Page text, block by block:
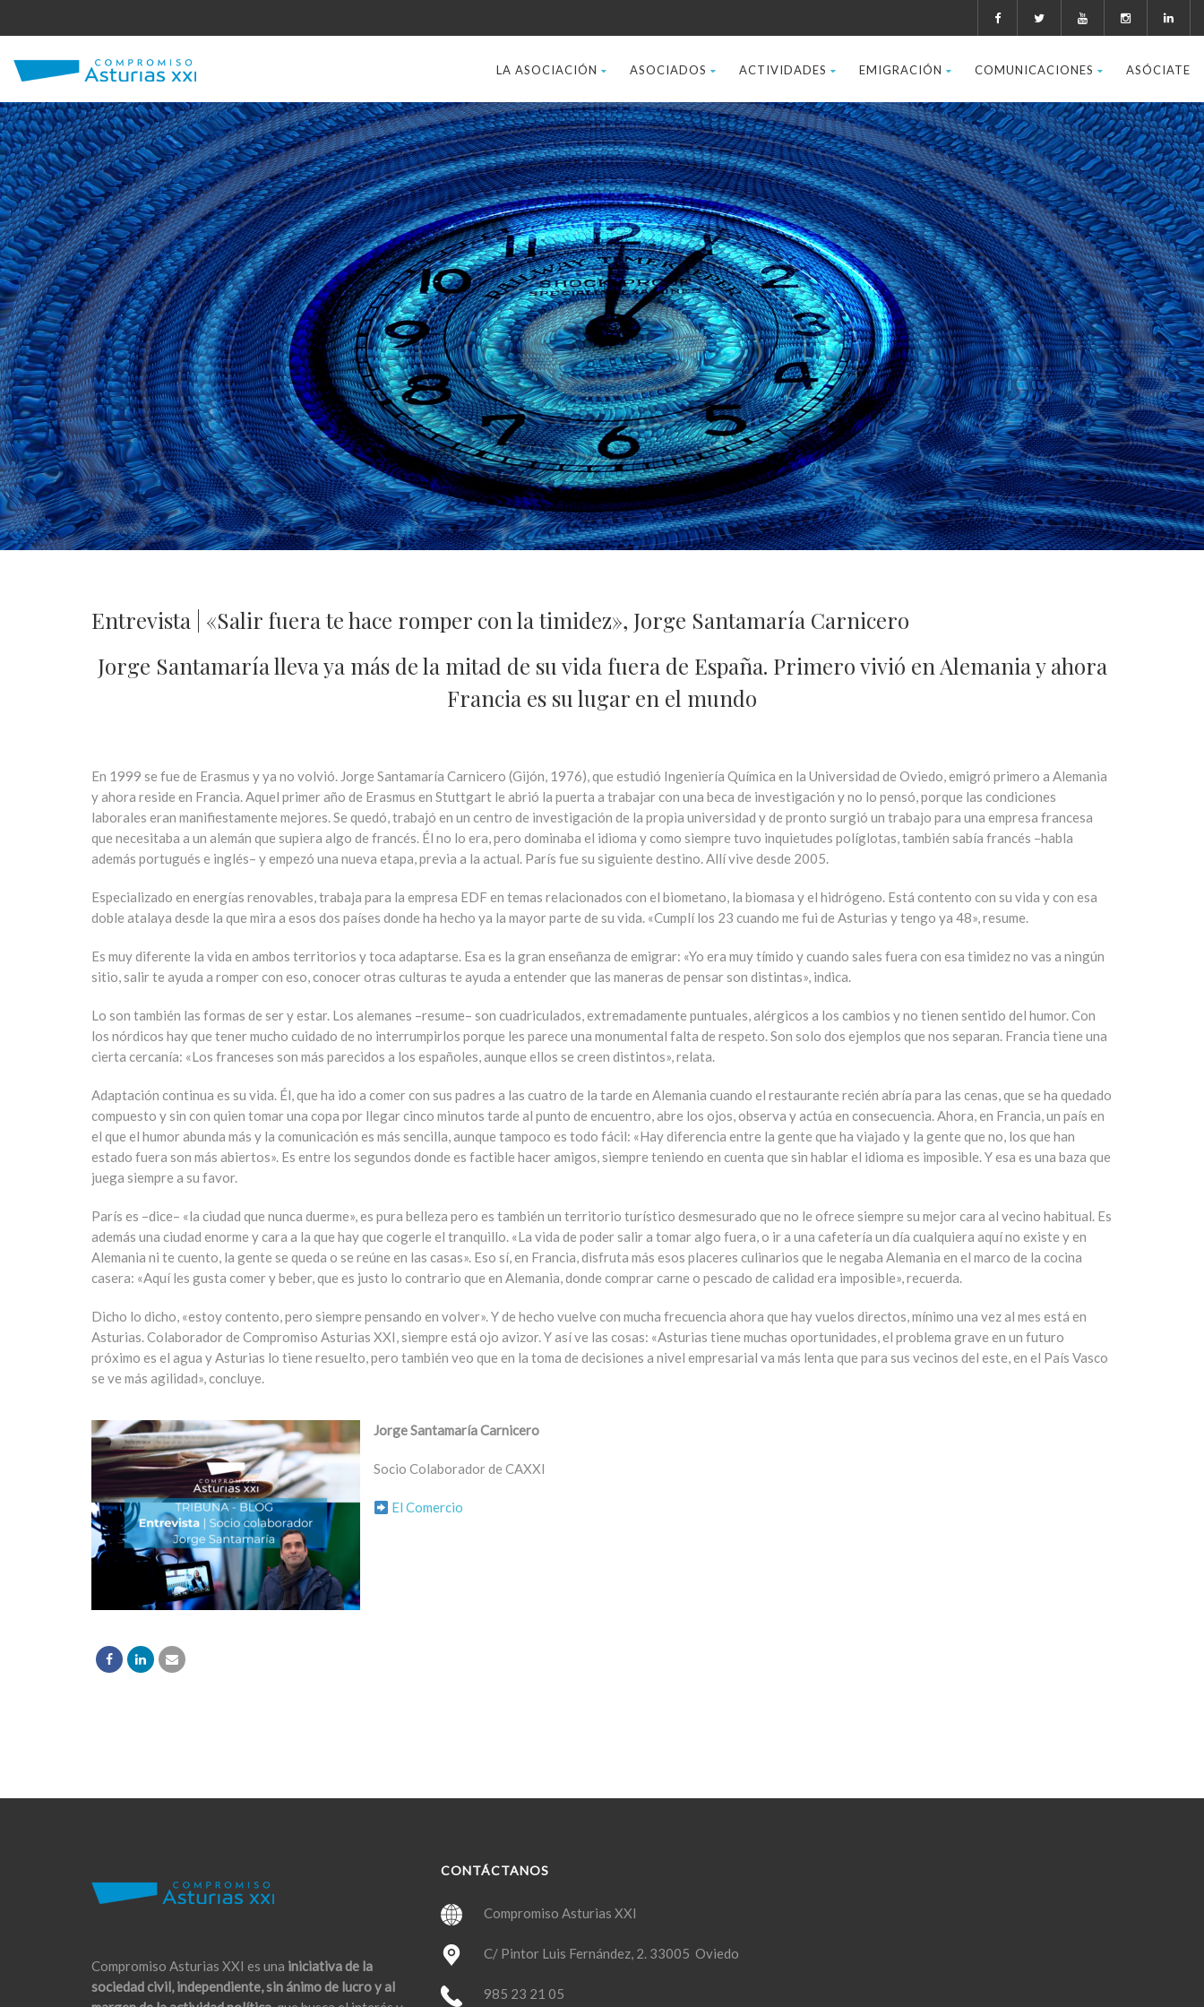
LA ASOCIACIÓN ASOCIADOS ACTIVIDADES EMIGRACIÓN COMUNICACIONES ASÓCIATE
Entrevista | «Salir fuera te hace romper con la timidez», Jorge Santamaría Carnicero
Jorge Santamaría lleva ya más de la mitad de su vida fuera de España. Primero vivió en Alemania y ahora
Francia es su lugar en el mundo
En 1999 se fue de Erasmus y ya no volvió. Jorge Santamaría Carnicero (Gijón, 1976), que estudió Ingeniería Química en la Universidad de Oviedo, emigró primero a Alemania
y ahora reside en Francia. Aquel primer año de Erasmus en Stuttgart le abrió la puerta a trabajar con una beca de investigación y no lo pensó, porque las condiciones
laborales eran manifiestamente mejores. Se quedó, trabajó en un centro de investigación de la propia universidad y de pronto surgió un trabajo para una empresa francesa
que necesitaba a un alemán que supiera algo de francés. Él no lo era, pero dominaba el idioma y como siempre tuvo inquietudes políglotas, también sabía francés –habla
además portugués e inglés– y empezó una nueva etapa, previa a la actual. París fue su siguiente destino. Allí vive desde 2005.
Especializado en energías renovables, trabaja para la empresa EDF en temas relacionados con el biometano, la biomasa y el hidrógeno. Está contento con su vida y con esa
doble atalaya desde la que mira a esos dos países donde ha hecho ya la mayor parte de su vida. «Cumplí los 23 cuando me fui de Asturias y tengo ya 48», resume.
Es muy diferente la vida en ambos territorios y toca adaptarse. Esa es la gran enseñanza de emigrar: «Yo era muy tímido y cuando sales fuera con esa timidez no vas a ningún
sitio, salir te ayuda a romper con eso, conocer otras culturas te ayuda a entender que las maneras de pensar son distintas», indica.
Lo son también las formas de ser y estar. Los alemanes –resume– son cuadriculados, extremadamente puntuales, alérgicos a los cambios y no tienen sentido del humor. Con
los nórdicos hay que tener mucho cuidado de no interrumpirlos porque les parece una monumental falta de respeto. Son solo dos ejemplos que nos separan. Francia tiene una
cierta cercanía: «Los franceses son más parecidos a los españoles, aunque ellos se creen distintos», relata.
Adaptación continua es su vida. Él, que ha ido a comer con sus padres a las cuatro de la tarde en Alemania cuando el restaurante recién abría para las cenas, que se ha quedado
compuesto y sin con quien tomar una copa por llegar cinco minutos tarde al punto de encuentro, abre los ojos, observa y actúa en consecuencia. Ahora, en Francia, un país en
el que el humor abunda más y la comunicación es más sencilla, aunque tampoco es todo fácil: «Hay diferencia entre la gente que ha viajado y la gente que no, los que han
estado fuera son más abiertos». Es entre los segundos donde es factible hacer amigos, siempre teniendo en cuenta que sin hablar el idioma es imposible. Y esa es una baza que
juega siempre a su favor.
París es –dice– «la ciudad que nunca duerme», es pura belleza pero es también un territorio turístico desmesurado que no le ofrece siempre su mejor cara al vecino habitual. Es
además una ciudad enorme y cara a la que hay que cogerle el tranquillo. «La vida de poder salir a tomar algo fuera, o ir a una cafetería un día cualquiera aquí no existe y en
Alemania ni te cuento, la gente se queda o se reúne en las casas». Eso sí, en Francia, disfruta más esos placeres culinarios que le negaba Alemania en el marco de la cocina
casera: «Aquí les gusta comer y beber, que es justo lo contrario que en Alemania, donde comprar carne o pescado de calidad era imposible», recuerda.
Dicho lo dicho, «estoy contento, pero siempre pensando en volver». Y de hecho vuelve con mucha frecuencia ahora que hay vuelos directos, mínimo una vez al mes está en
Asturias. Colaborador de Compromiso Asturias XXI, siempre está ojo avizor. Y así ve las cosas: «Asturias tiene muchas oportunidades, el problema grave en un futuro
próximo es el agua y Asturias lo tiene resuelto, pero también veo que en la toma de decisiones a nivel empresarial va más lenta que para sus vecinos del este, en el País Vasco
se ve más agilidad», concluye.
Jorge Santamaría Carnicero
Socio Colaborador de CAXXI
El Comercio
Compromiso Asturias XXI es una iniciativa de la
sociedad civil, independiente, sin ánimo de lucro y al
CONTÁCTANOS
Compromiso Asturias XXI
C/ Pintor Luis Fernández, 2. 33005 Oviedo
985 23 21 05